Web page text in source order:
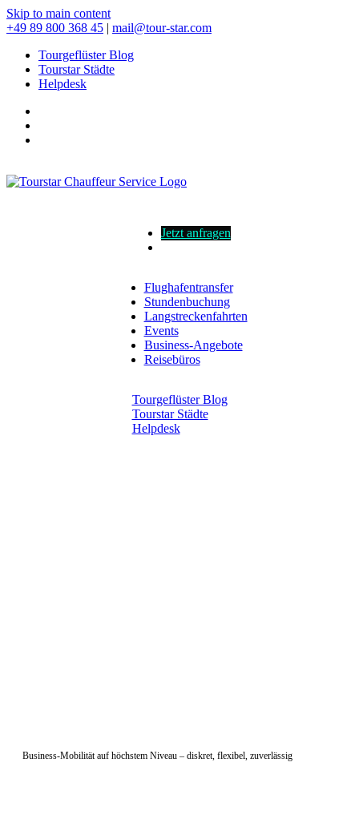
Skip to main content
+49 89 800 368 45 | mail@tour-star.com
Tourgeflüster Blog
Tourstar Städte
Helpdesk
Flughafentransfer
Stundenbuchung
Langstreckenfahrten
Events
Business-Angebote
Reisebüros
Jetzt anfragen
Tourgeflüster Blog
Tourstar Städte
Helpdesk
Business-Mobilität auf höchstem Niveau – diskret, flexibel, zuverlässig